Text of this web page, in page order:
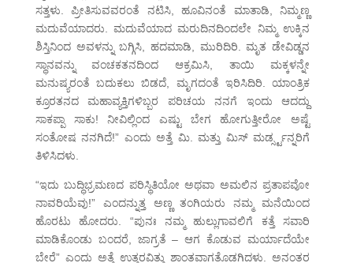
ಸತ್ತಳು. ಪ್ರೀತಿಸುವವರಂತೆ ನಟಿಸಿ, ಹೂವಿನಂತೆ ಮಾತಾಡಿ, ನಿಮ್ಮಣ್ಣ
ಮದುವೆಯಾದರು. ಮದುವೆಯಾದ ಮರುದಿನದಿಂದಲೇ ನಿಮ್ಮ ಉಕ್ಕಿನ
ಶಿಸ್ತಿನಿಂದ ಅವಳನ್ನು ಬಗ್ಗಿಸಿ, ಹದಮಾಡಿ, ಮುರಿದಿರಿ. ಮೃತ ಡೇವಿಡ್ಡನ
ಸ್ಥಾನವನ್ನು ವಂಚಕತನದಿಂದ ಆಕ್ರಮಿಸಿ, ತಾಯಿ ಮಕ್ಕಳನ್ನೇ
ಮನುಷ್ಯರಂತೆ ಬದುಕಲು ಬಿಡದೆ, ಮೃಗದಂತೆ ಇರಿಸಿದಿರಿ. ಯಾಂತ್ರಿಕ
ಕ್ರೂರತನದ ಮಹಾವ್ಯಕ್ತಿಗಳಿಬ್ಬರ ಪರಿಚಯ ನನಗೆ ಇಂದು ಆದದ್ದು
ಸಾಕಪ್ಪಾ ಸಾಕು! ನೀವಿಲ್ಲಿಂದ ಎಷ್ಟು ಬೇಗ ಹೋಗುತ್ತೀರೋ ಅಷ್ಟೆ
ಸಂತೋಷ ನನಗಿದೆ!” ಎಂದು ಅತ್ತೆ ಮಿ. ಮತ್ತು ಮಿಸ್ ಮರ್ಡ್ಸ್ಟನ್ನರಿಗೆ
ತಿಳಿಸಿದಳು.
“ಇದು ಬುದ್ಧಿಭ್ರಮಣದ ಪರಿಸ್ಥಿತಿಯೋ ಅಥವಾ ಅಮಲಿನ ಪ್ರತಾಪವೋ
ನಾವರಿಯೆವು!” ಎಂದನ್ನುತ್ತ ಅಣ್ಣ ತಂಗಿಯರು ನಮ್ಮ ಮನೆಯಿಂದ
ಹೊರಟು ಹೋದರು. “ಪುನಃ ನಮ್ಮ ಹುಲ್ಲುಗಾವಲಿಗೆ ಕತ್ತೆ ಸವಾರಿ
ಮಾಡಿಕೊಂಡು ಬಂದರೆ, ಜಾಗ್ರತೆ – ಆಗ ಕೊಡುವ ಮರ್ಯಾದೆಯೇ
ಬೇರೆ” ಎಂದು ಅತ್ತೆ ಉತ್ತರವಿತ್ತು ಶಾಂತವಾಗತೊಡಗಿದಳು. ಅನಂತರ